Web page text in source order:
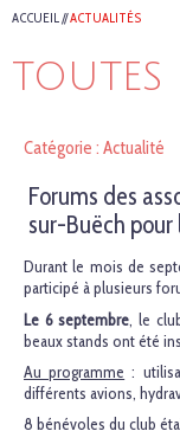
ACCUEIL//ACTUALITÉS
TOUTES
Catégorie : Actualité
Forums des
sur-Buëch pour
Durant le mois de
participé à plusieurs
Le 6 septembre , le
beaux stands ont été
Au programme :
différents avions,
8 bénévoles du club